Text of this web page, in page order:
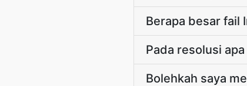
Berapa besar fail
Pada resolusi
Bolehkah saya